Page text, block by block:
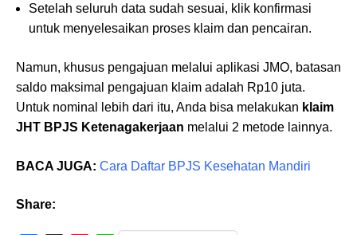
Setelah seluruh data sudah sesuai, klik konfirmasi
untuk menyelesaikan proses klaim dan pencairan.
Namun, khusus pengajuan melalui aplikasi JMO, batasan
saldo maksimal pengajuan klaim adalah Rp10 juta.
Untuk nominal lebih dari itu, Anda bisa melakukan klaim
JHT BPJS Ketenagakerjaan melalui 2 metode lainnya.
BACA JUGA: Cara Daftar BPJS Kesehatan Mandiri
Share: